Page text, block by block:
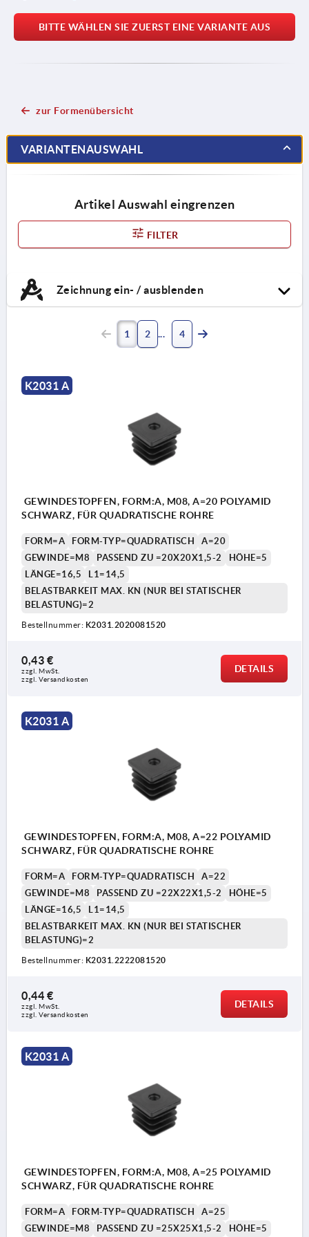
BITTE WÄHLEN SIE ZUERST EINE VARIANTE AUS
zur Formenübersicht
VARIANTENAUSWAHL
Artikel Auswahl eingrenzen
FILTER
Zeichnung ein- / ausblenden
1 2 4
K2031 A
GEWINDESTOPFEN, FORM:A, M08, A=20 POLYAMID
SCHWARZ, FÜR QUADRATISCHE ROHRE
FORM=A FORM-TYP=QUADRATISCH
A=20
GEWINDE=M8
PASSEND ZU =20X20X1,5-2
HÖHE=5
LÄNGE=16,5
L1=14,5
BELASTBARKEIT MAX. KN (NUR BEI STATISCHER
BELASTUNG)=2
Bestellnummer: K2031.2020081520
0,43 €
zzgl. MwSt.
zzgl. Versandkosten
DETAILS
K2031 A
GEWINDESTOPFEN, FORM:A, M08, A=22 POLYAMID
SCHWARZ, FÜR QUADRATISCHE ROHRE
FORM=A FORM-TYP=QUADRATISCH
A=22
GEWINDE=M8
PASSEND ZU =22X22X1,5-2
HÖHE=5
LÄNGE=16,5
L1=14,5
BELASTBARKEIT MAX. KN (NUR BEI STATISCHER
BELASTUNG)=2
Bestellnummer: K2031.2222081520
0,44 €
zzgl. MwSt.
zzgl. Versandkosten
DETAILS
K2031 A
GEWINDESTOPFEN, FORM:A, M08, A=25 POLYAMID
SCHWARZ, FÜR QUADRATISCHE ROHRE
FORM=A FORM-TYP=QUADRATISCH
A=25
GEWINDE=M8
PASSEND ZU =25X25X1,5-2 HÖHE=5